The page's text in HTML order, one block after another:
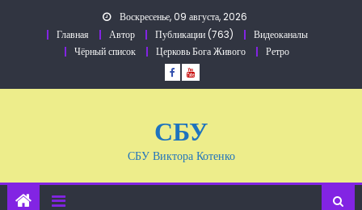
Воскресенье, 09 августа, 2026
Главная
Автор Публикации (763)
Видеоканалы
Чёрный список
Церковь Бога Живого Ретро
СБУ
СБУ Виктора Котенко